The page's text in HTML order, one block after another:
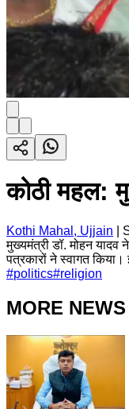
कोठी महल:
Kothi Mahal, Ujjain
मुख्यमंत्री डॉ. मोहन
पत्रकारों ने स्वागत
#politics#religion
MORE NEWS